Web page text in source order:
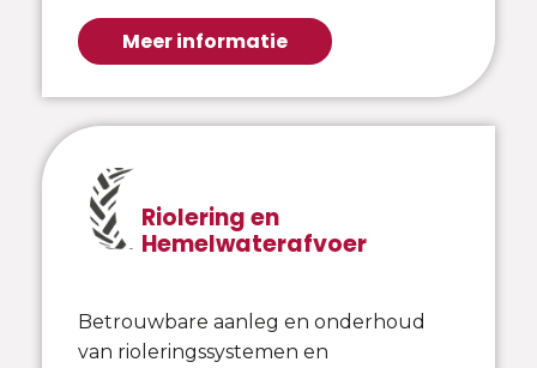
Meer informatie
Riolering en
Hemelwaterafvoer
Betrouwbare aanleg en onderhoud
van rioleringssystemen en